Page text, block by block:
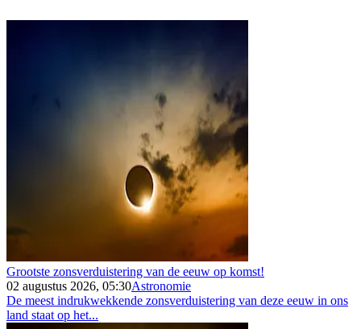
Grootste zonsverduistering van de eeuw op komst!
02 augustus 2026, 05:30Astronomie
De meest indrukwekkende zonsverduistering van deze eeuw in ons
land staat op het...